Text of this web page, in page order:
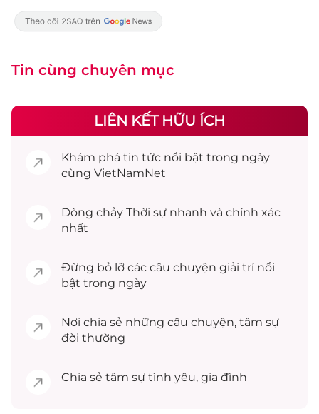
Tin cùng chuyên mục
LIÊN KẾT HỮU ÍCH
Khám phá tin tức nổi bật trong ngày
cùng VietNamNet
Dòng chảy Thời sự nhanh và chính xác
nhất
Đừng bỏ lỡ các câu chuyện giải trínổi
bật trong ngày
Nơi chia sẻ những câu chuyện, tâm sự
đời thường
Chia sẻ tâm sự tình yêu, gia đình